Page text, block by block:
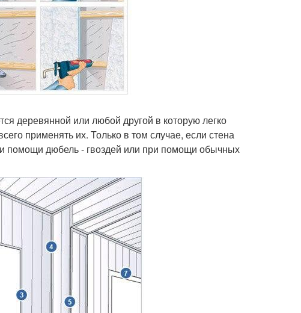
деревянной или любой другой в которую легко
применять их. Только в том случае, если стена
помощи дюбель - гвоздей или при помощи обычных